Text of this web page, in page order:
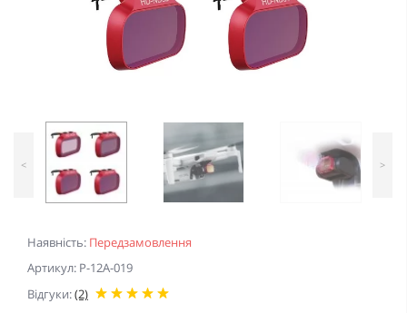
Наявність: Передзамовлення
Артикул: P-12A-019
Відгуки:(2)
< >